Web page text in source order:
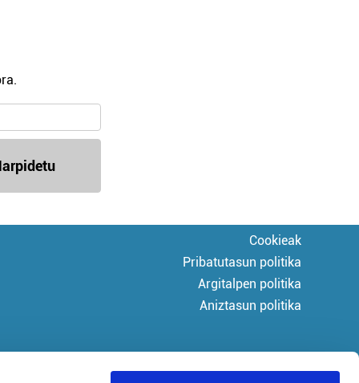
Cookieak
Pribatutasun politika
Argitalpen politika
Aniztasun politika